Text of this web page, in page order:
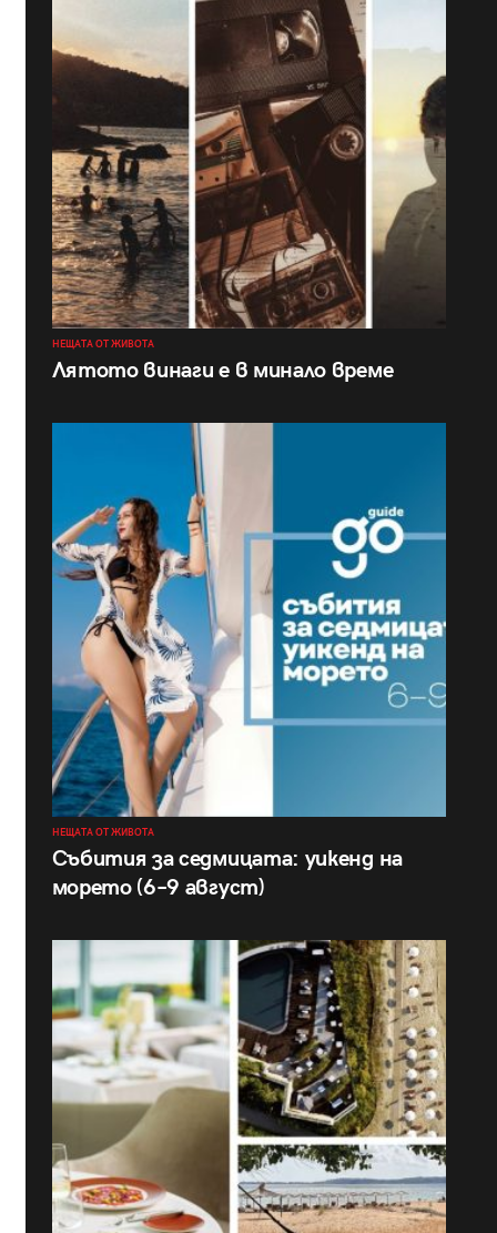
НЕЩАТА ОТ ЖИВОТА
Лятото винаги е в минало време
НЕЩАТА ОТ ЖИВОТА
Събития за седмицата: уикенд на
морето (6–9 август)